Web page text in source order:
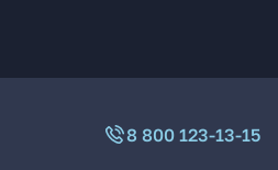
8 800 123-13-15